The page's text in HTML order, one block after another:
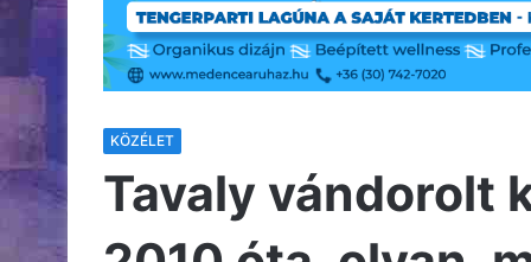
KÖZÉLET
Tavaly vándorolt